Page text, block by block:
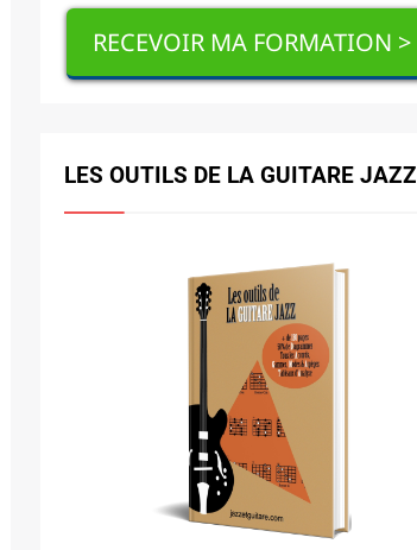
RECEVOIR MA FORMATION >
LES OUTILS DE LA GUITARE JAZZ